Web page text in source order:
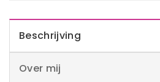
Beschrijving
Over mij